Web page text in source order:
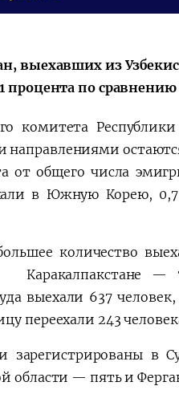
выехавших из
процента по
комитета
направлениями
от общего числа
в Южную Корею,
количество
Каракалпакстане —
выехали 637
переехали 243
зарегистрированы в
области — пять и